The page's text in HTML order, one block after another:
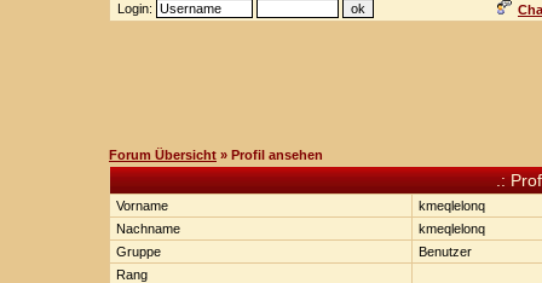
Login:
Forum Übersicht » Profil ansehen
.:
Vorname
kmeqlelonq
Nachname
kmeqlelonq
Gruppe
Benutzer
Rang